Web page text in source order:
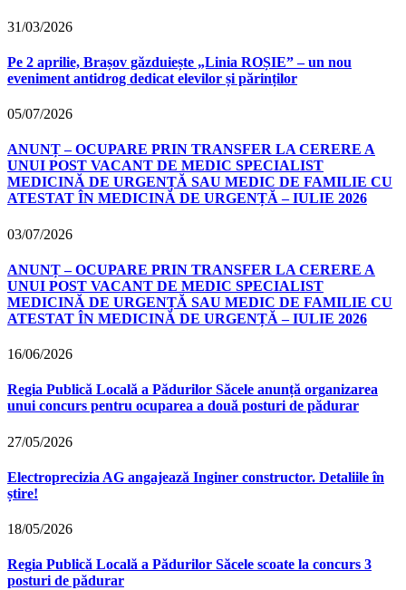
31/03/2026
Pe 2 aprilie, Brașov găzduiește „Linia ROȘIE” – un nou
eveniment antidrog dedicat elevilor și părinților
05/07/2026
ANUNȚ – OCUPARE PRIN TRANSFER LA CERERE A
UNUI POST VACANT DE MEDIC SPECIALIST
MEDICINĂ DE URGENȚĂ SAU MEDIC DE FAMILIE CU
ATESTAT ÎN MEDICINĂ DE URGENȚĂ – IULIE 2026
03/07/2026
ANUNȚ – OCUPARE PRIN TRANSFER LA CERERE A
UNUI POST VACANT DE MEDIC SPECIALIST
MEDICINĂ DE URGENȚĂ SAU MEDIC DE FAMILIE CU
ATESTAT ÎN MEDICINĂ DE URGENȚĂ – IULIE 2026
16/06/2026
Regia Publică Locală a Pădurilor Săcele anunță organizarea
unui concurs pentru ocuparea a două posturi de pădurar
27/05/2026
Electroprecizia AG angajează Inginer constructor. Detaliile în
știre!
18/05/2026
Regia Publică Locală a Pădurilor Săcele scoate la concurs 3
posturi de pădurar